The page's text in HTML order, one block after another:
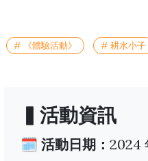
# 《體驗活動》 # 耕水小子
▍活動資訊
🗓️ 活動日期： 2024